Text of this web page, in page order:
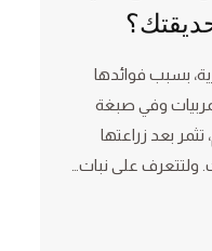
بسبب فوائدها
وفي صبغة
بعد زراعتها
ولتتعرف على نبات…